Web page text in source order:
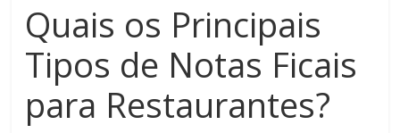
Quais os Principais
Tipos de Notas Ficais
para Restaurantes?